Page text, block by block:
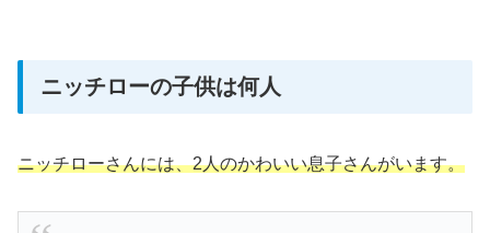
ニッチローの子供は何人
ニッチローさんには、2人のかわいい息子さんがいます。